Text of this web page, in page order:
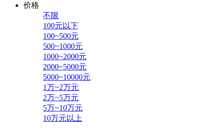
价格
不限
100元以下
100~500元
500~1000元
1000~2000元
2000~5000元
5000~10000元
1万~2万元
2万~5万元
5万~10万元
10万元以上